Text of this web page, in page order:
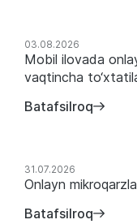
03.08.2026
Mobil ilovada
vaqtincha
Batafsilroq
31.07.2026
Onlayn
Batafsilroq